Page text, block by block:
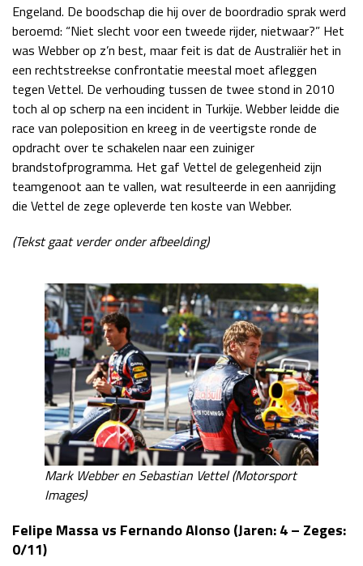
Engeland. De boodschap die hij over de boordradio sprak werd
beroemd: “Niet slecht voor een tweede rijder, nietwaar?” Het
was Webber op z’n best, maar feit is dat de Australiër het in
een rechtstreekse confrontatie meestal moet afleggen
tegen Vettel. De verhouding tussen de twee stond in 2010
toch al op scherp na een incident in Turkije. Webber leidde die
race van poleposition en kreeg in de veertigste ronde de
opdracht over te schakelen naar een zuiniger
brandstofprogramma. Het gaf Vettel de gelegenheid zijn
teamgenoot aan te vallen, wat resulteerde in een aanrijding
die Vettel de zege opleverde ten koste van Webber.
(Tekst gaat verder onder afbeelding)
Mark Webber en Sebastian Vettel (Motorsport
Images)
Felipe Massa vs Fernando Alonso (Jaren: 4 – Zeges:
0/11)